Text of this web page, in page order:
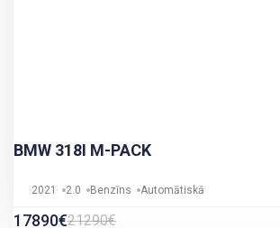
BMW 318I M-PACK
2021 2.0 Benzīns Automātiskā
17890€21290€